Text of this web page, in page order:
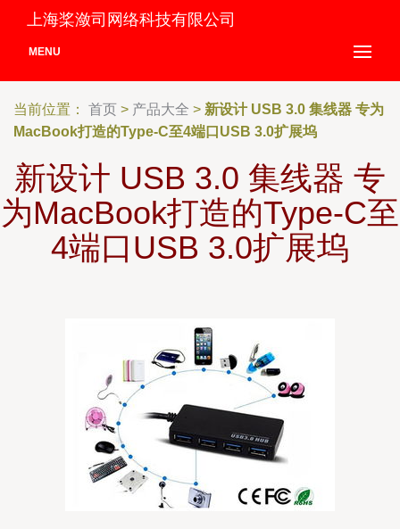
上海桨潋司网络科技有限公司
MENU
当前位置： 首页 > 产品大全 > 新设计 USB 3.0 集线器 专为
MacBook打造的Type-C至4端口USB 3.0扩展坞
新设计 USB 3.0 集线器 专
为MacBook打造的Type-C至
4端口USB 3.0扩展坞